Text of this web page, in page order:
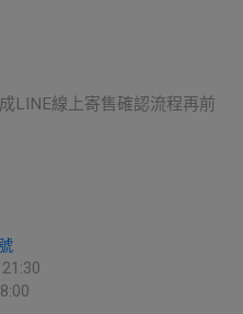
LINE線上寄售確認流程再前